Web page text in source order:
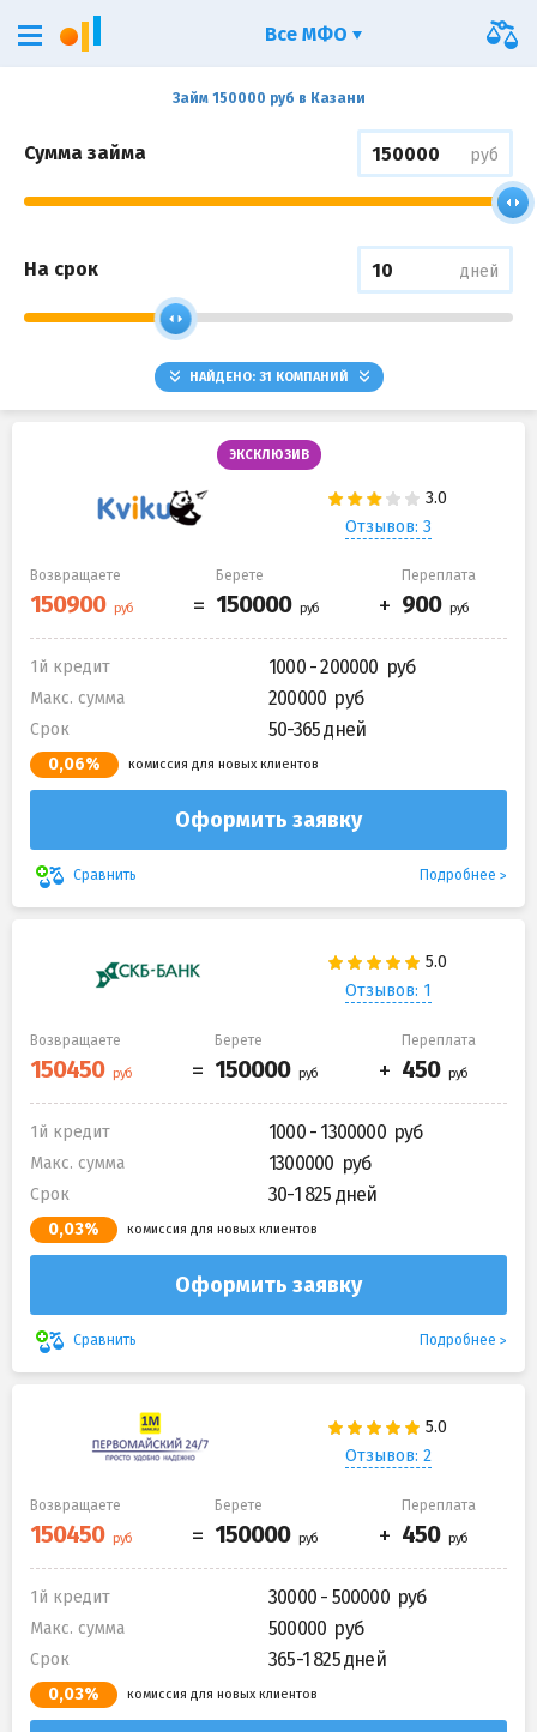
Займ 150000 руб в Казани
Сумма займа руб
На срок дней
НАЙДЕНО: 31 КОМПАНИЙ
ЭКСКЛЮЗИВ
Отзывов: 3
Возвращаете Берете Переплата
1й кредит 1000 - 200000
Макс. сумма 200000
Срок 50-365 дней
0,06% комиссия для новых клиентов
Оформить заявку
Сравнить Подробнее
Отзывов: 1
Возвращаете Берете Переплата
1й кредит 1000 - 1300000
Макс. сумма 1300000
Срок 30-1 825 дней
0,03% комиссия для новых клиентов
Оформить заявку
Сравнить Подробнее
Отзывов: 2
Возвращаете Берете Переплата
1й кредит 30000 - 500000
Макс. сумма 500000
Срок 365-1 825 дней
0,03% комиссия для новых клиентов
Все МФО